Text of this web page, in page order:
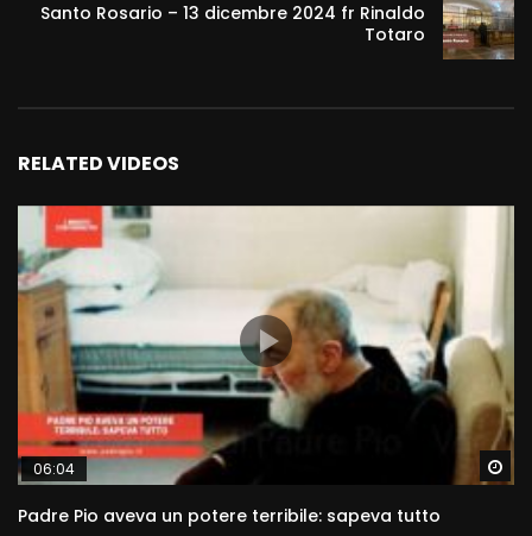
Santo Rosario – 13 dicembre 2024 fr Rinaldo
Totaro
RELATED VIDEOS
06:04
Padre Pio aveva un potere terribile: sapeva tutto